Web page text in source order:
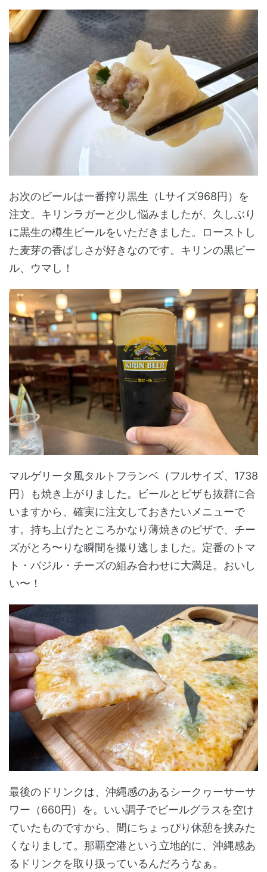
お次のビールは一番搾り黒生（Lサイズ968円）を
注文。キリンラガーと少し悩みましたが、久しぶり
に黒生の樽生ビールをいただきました。ローストし
た麦芽の香ばしさが好きなのです。キリンの黒ビー
ル、ウマし！
マルゲリータ風タルトフランベ（フルサイズ、1738
円）も焼き上がりました。ビールとピザも抜群に合
いますから、確実に注文しておきたいメニューで
す。持ち上げたところかなり薄焼きのピザで、チー
ズがとろ〜りな瞬間を撮り逃しました。定番のトマ
ト・バジル・チーズの組み合わせに大満足。おいし
い〜！
最後のドリンクは、沖縄感のあるシークヮーサーサ
ワー（660円）を。いい調子でビールグラスを空け
ていたものですから、間にちょっぴり休憩を挟みた
くなりまして。那覇空港という立地的に、沖縄感あ
るドリンクを取り扱っているんだろうなぁ。